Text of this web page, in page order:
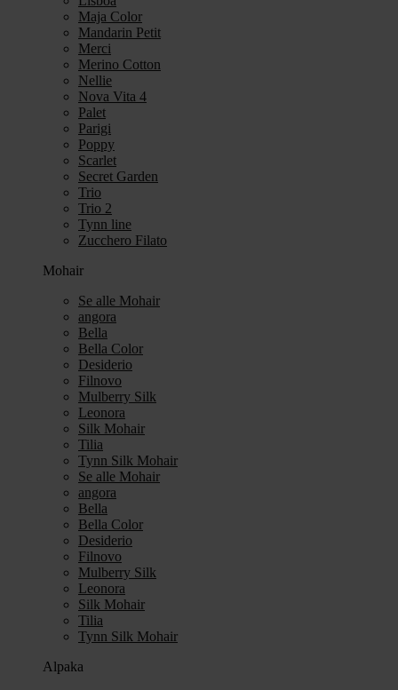
Maja Color
Mandarin Petit
Merci
Merino Cotton
Nellie
Nova Vita 4
Palet
Parigi
Poppy
Scarlet
Secret Garden
Trio
Trio 2
Tynn line
Zucchero Filato
Mohair
Se alle Mohair
angora
Bella
Bella Color
Desiderio
Filnovo
Mulberry Silk
Leonora
Silk Mohair
Tilia
Tynn Silk Mohair
Se alle Mohair
angora
Bella
Bella Color
Desiderio
Filnovo
Mulberry Silk
Leonora
Silk Mohair
Tilia
Tynn Silk Mohair
Alpaka